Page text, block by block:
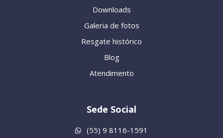
Downloads
Galeria de fotos
Resgate histórico
Blog
Atendimento
Sede Social
(55) 9 8116-1591